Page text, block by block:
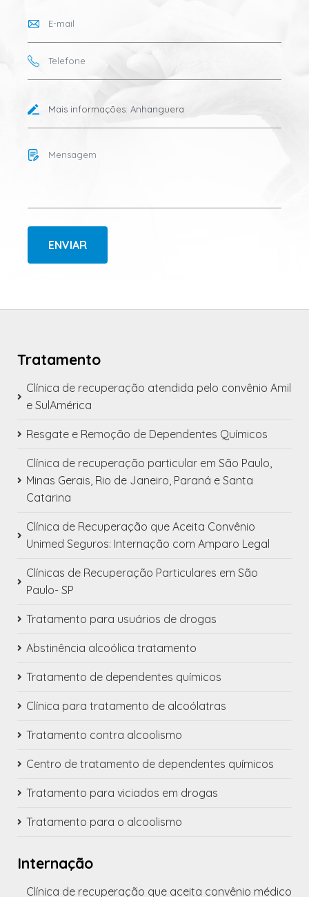
ENVIAR
Tratamento
Clínica de recuperação atendida pelo convênio Amil
e SulAmérica
Resgate e Remoção de Dependentes Químicos
Clínica de recuperação particular em São Paulo,
Minas Gerais, Rio de Janeiro, Paraná e Santa
Catarina
Clínica de Recuperação que Aceita Convênio
Unimed Seguros: Internação com Amparo Legal
Clínicas de Recuperação Particulares em São
Paulo- SP
Tratamento para usuários de drogas
Abstinência alcoólica tratamento
Tratamento de dependentes químicos
Clínica para tratamento de alcoólatras
Tratamento contra alcoolismo
Centro de tratamento de dependentes químicos
Tratamento para viciados em drogas
Tratamento para o alcoolismo
Internação
Clínica de recuperação que aceita convênio médico